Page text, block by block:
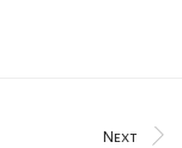
Next